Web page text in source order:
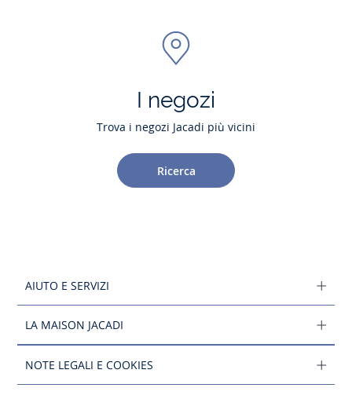
I negozi
Trova i negozi Jacadi più vicini
Ricerca
AIUTO E SERVIZI
LA MAISON JACADI
NOTE LEGALI E COOKIES